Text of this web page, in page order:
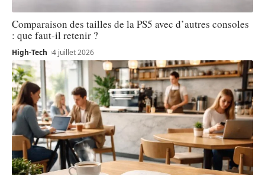
Comparaison des tailles de la PS5 avec d’autres consoles
: que faut-il retenir ?
High-Tech 4 juillet 2026